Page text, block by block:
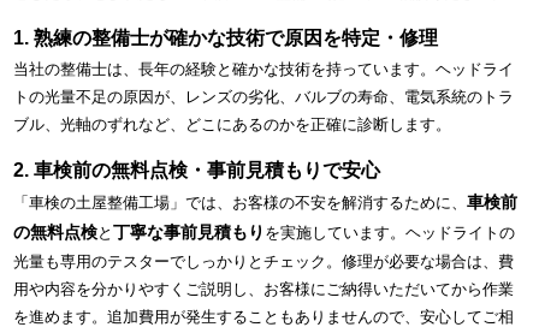
1. 熟練の整備士が確かな技術で原因を特定・修理
当社の整備士は、長年の経験と確かな技術を持っています。ヘッドライ
トの光量不足の原因が、レンズの劣化、バルブの寿命、電気系統のトラ
ブル、光軸のずれなど、どこにあるのかを正確に診断します。
2. 車検前の無料点検・事前見積もりで安心
「車検の土屋整備工場」では、お客様の不安を解消するために、 車検前
の無料点検と 丁寧な事前見積もり を実施しています。ヘッドライトの
光量も専用のテスターでしっかりとチェック。修理が必要な場合は、費
用や内容を分かりやすくご説明し、お客様にご納得いただいてから作業
を進めます。追加費用が発生することもありませんので、安心してご相